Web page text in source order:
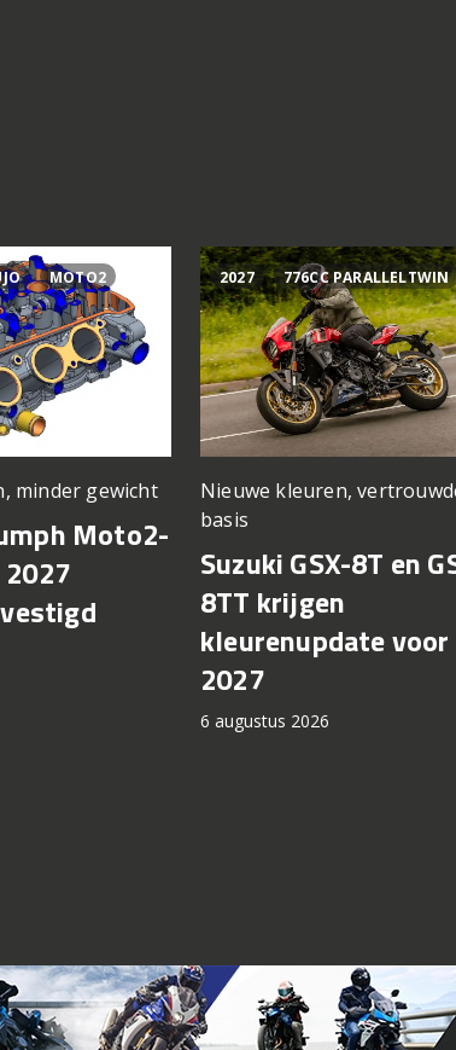
MOTO2
minder gewicht
Moto2-
2027 776CC PARALLELTWIN
Nieuwe kleuren,
basis
Suzuki GSX-8T en
8TT krijgen
kleurenupdate voor
2027
6 augustus 2026